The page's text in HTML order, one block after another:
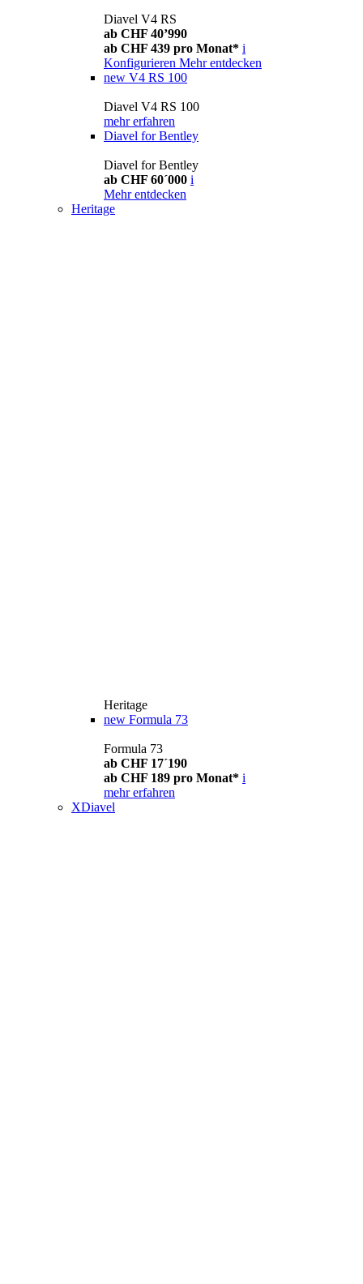
Diavel V4 RS
ab CHF 40’990
ab CHF 439 pro Monat* i
Konfigurieren Mehr entdecken
new V4 RS 100
Diavel V4 RS 100
mehr erfahren
Diavel for Bentley
Diavel for Bentley
ab CHF 60´000 i
Mehr entdecken
Heritage
Heritage
new Formula 73
Formula 73
ab CHF 17´190
ab CHF 189 pro Monat* i
mehr erfahren
XDiavel